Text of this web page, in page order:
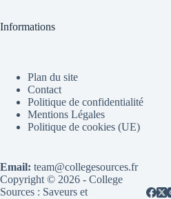
Informations
Plan du site
Contact
Politique de confidentialité
Mentions Légales
Politique de cookies (UE)
Email: team@collegesources.fr
Copyright © 2026 - College
Sources : Saveurs et